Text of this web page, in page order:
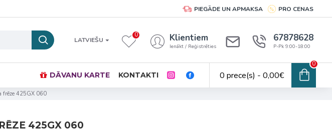
PIEGĀDE UN APMAKSA PRO CENAS
LATVIEŠU
0 Klientiem
Ienākt / Reģistrēties
67878628
P-Pk 9:00-18:00
DĀVANU KARTE KONTAKTI 0 prece(s) - 0,00€
0
frēze 425GX 060
425GX 060